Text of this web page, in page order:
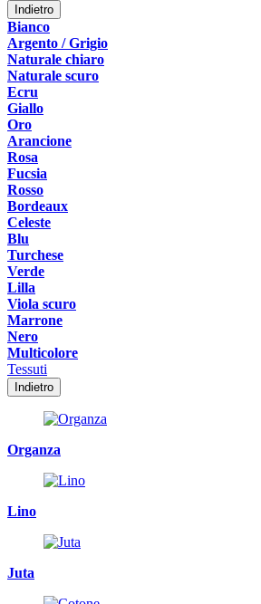
Indietro
Bianco
Argento / Grigio
Naturale chiaro
Naturale scuro
Ecru
Giallo
Oro
Arancione
Rosa
Fucsia
Rosso
Bordeaux
Celeste
Blu
Turchese
Verde
Lilla
Viola scuro
Marrone
Nero
Multicolore
Tessuti
Indietro
Organza
Lino
Juta